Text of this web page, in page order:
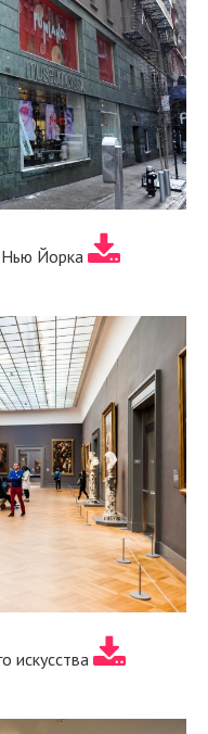
Нью Йорка
искусства